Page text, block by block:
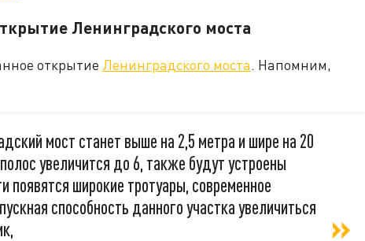
Ленинградского моста
открытие Ленинградского моста. Напомним,
мост станет выше на 2,5 метра и шире на 20
увеличится до 6, также будут устроены
появятся широкие тротуары, современное
способность данного участка увеличиться